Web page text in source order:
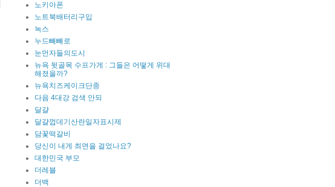
노키아폰
노트북배터리구입
녹스
누드빼빼로
눈먼자들의도시
뉴욕 뒷골목 수프가게 : 그들은 어떻게 위대
해졌을까?
뉴욕치즈케이크단종
다음 4대강 검색 안되
달걀
달걀껍데기산란일자표시제
담꽃떡갈비
당신이 내게 최면을 걸었나요?
대한민국 부모
더레블
더백